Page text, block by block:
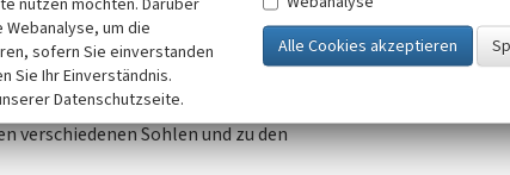
Sohle aus mit den Bremsbahnen BB 1
zugehörigen Mechaniken sind noch
verschiedenen Sohlen und zu den
um die
sofern Sie einverstanden
Sie Ihr Einverständnis.
Datenschutzseite.